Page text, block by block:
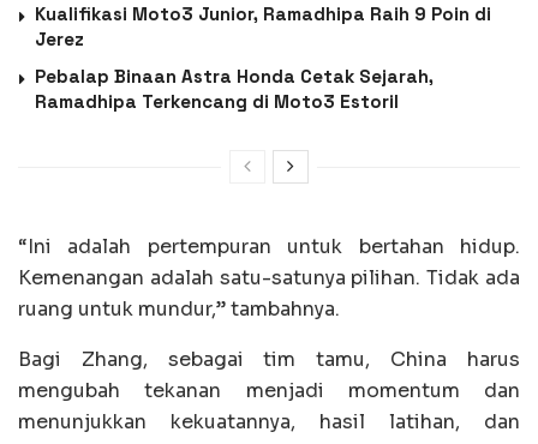
Kualifikasi Moto3 Junior, Ramadhipa Raih 9 Poin di
Jerez
Pebalap Binaan Astra Honda Cetak Sejarah,
Ramadhipa Terkencang di Moto3 Estoril
“Ini adalah pertempuran untuk bertahan hidup.
Kemenangan adalah satu-satunya pilihan. Tidak ada
ruang untuk mundur,” tambahnya.
Bagi Zhang, sebagai tim tamu, China harus
mengubah tekanan menjadi momentum dan
menunjukkan kekuatannya, hasil latihan, dan